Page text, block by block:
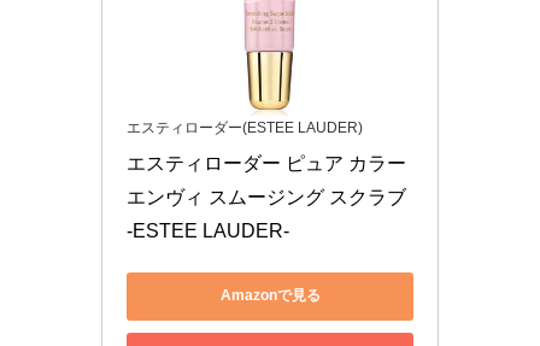
エスティローダー(ESTEE LAUDER)
エスティローダー ピュア カラー
エンヴィ スムージング スクラブ
-ESTEE LAUDER-
Amazonで見る